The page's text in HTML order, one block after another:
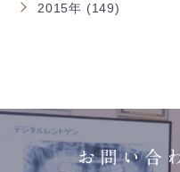
2015年 (149)
お問い合